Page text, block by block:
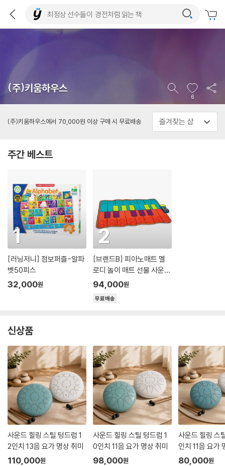
(주)키움하우스
6
(주)키움하우스에서 70,000원 이상 구매 시 무료배송
주간 베스트
1
[러닝저니] 점보퍼즐-알파
벳50피스
32,000원
2
[브랜드B] 피아노매트 멜
로디 놀이 매트 선물 사운드
음악 악기 교육
94,000원
무료배송
신상품
사운드 힐링 스틸 텅드럼 1
2인치 13음 요가 명상 취미
110,000원
사운드 힐링 스틸 텅드럼 1
0인치 11음 요가 명상 취미
98,000원
사운드 힐링 스
인치 11음 요가
80,000원